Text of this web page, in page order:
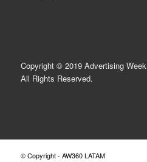
Copyright © 2019 Advertising Week
All Rights Reserved.
© Copyright - AW360 LATAM